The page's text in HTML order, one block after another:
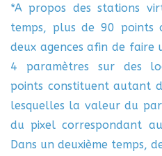
*A propos des stations
temps, plus de 90 points
deux agences afin de faire
4 paramètres sur des
points constituent autant
lesquelles la valeur du
du pixel correspondant
Dans un deuxième temps,